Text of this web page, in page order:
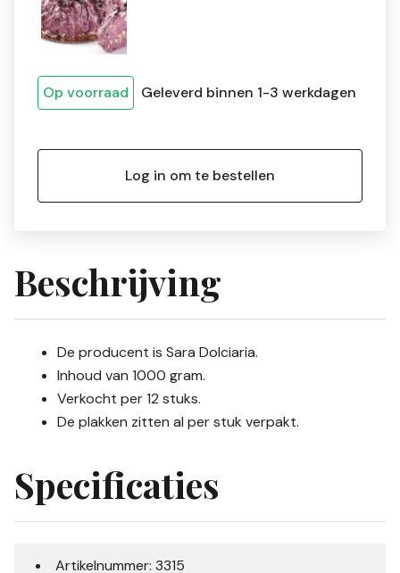
Op voorraad Geleverd binnen 1-3 werkdagen
Log in om te bestellen
Beschrijving
De producent is Sara Dolciaria.
Inhoud van 1000 gram.
Verkocht per 12 stuks.
De plakken zitten al per stuk verpakt.
Specificaties
Artikelnummer: 3315